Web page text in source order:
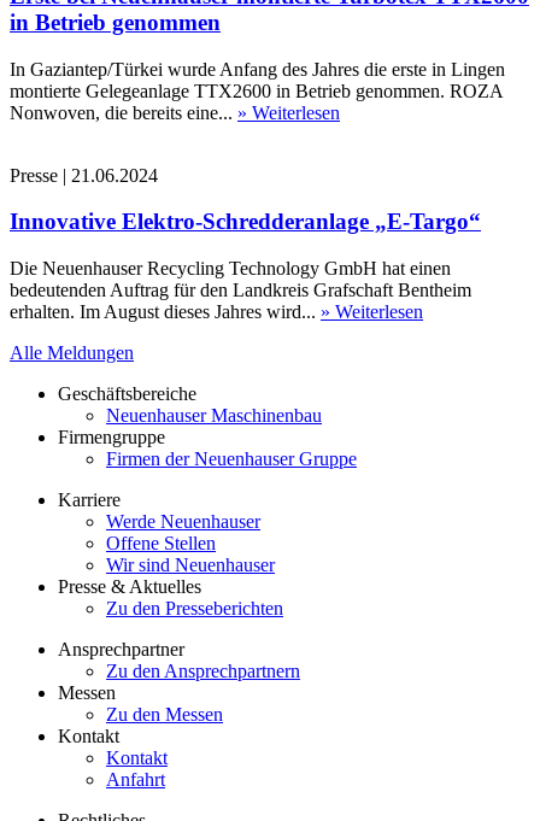
in Betrieb genommen
In Gaziantep/Türkei wurde Anfang des Jahres die erste in Lingen
montierte Gelegeanlage TTX2600 in Betrieb genommen. ROZA
Nonwoven, die bereits eine... » Weiterlesen
Presse | 21.06.2024
Innovative Elektro-Schredderanlage „E-Targo“
Die Neuenhauser Recycling Technology GmbH hat einen
bedeutenden Auftrag für den Landkreis Grafschaft Bentheim
erhalten. Im August dieses Jahres wird... » Weiterlesen
Alle Meldungen
Geschäftsbereiche
Neuenhauser Maschinenbau
Firmengruppe
Firmen der Neuenhauser Gruppe
Karriere
Werde Neuenhauser
Offene Stellen
Wir sind Neuenhauser
Presse & Aktuelles
Zu den Presseberichten
Ansprechpartner
Zu den Ansprechpartnern
Messen
Zu den Messen
Kontakt
Kontakt
Anfahrt